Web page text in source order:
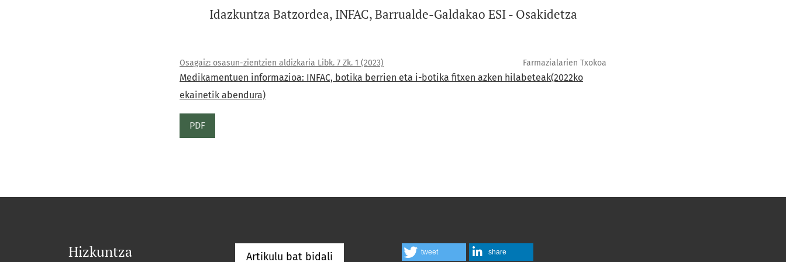
Idazkuntza Batzordea, INFAC, Barrualde-Galdakao ESI - Osakidetza
Osagaiz: osasun-zientzien aldizkaria Libk. 7 Zk. 1 (2023) Farmazialarien Txokoa
Medikamentuen informazioa: INFAC, botika berrien eta i-botika fitxen azken hilabeteak(2022ko
ekainetik abendura)
PDF
Hizkuntza Artikulu bat bidali tweet share